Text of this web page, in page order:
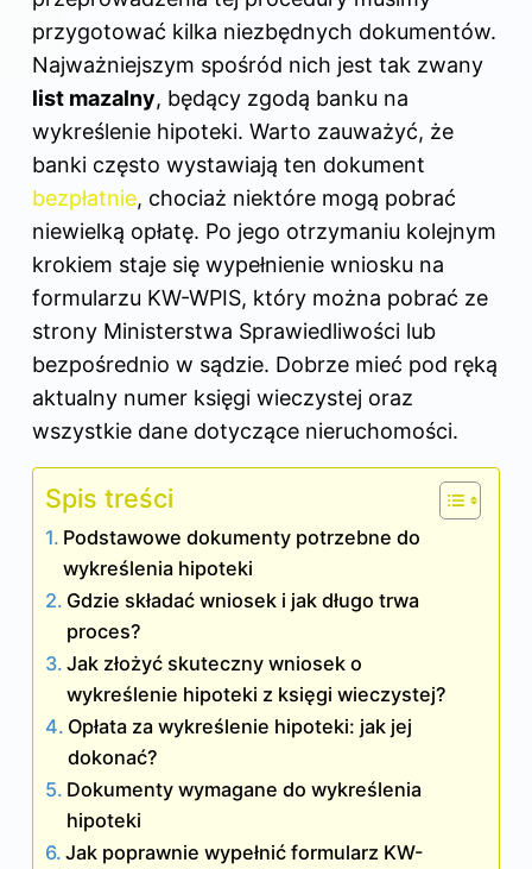
przygotować kilka niezbędnych dokumentów.
Najważniejszym spośród nich jest tak zwany
list mazalny, będący zgodą banku na
wykreślenie hipoteki. Warto zauważyć, że
banki często wystawiają ten dokument
bezpłatnie, chociaż niektóre mogą pobrać
niewielką opłatę. Po jego otrzymaniu kolejnym
krokiem staje się wypełnienie wniosku na
formularzu KW-WPIS, który można pobrać ze
strony Ministerstwa Sprawiedliwości lub
bezpośrednio w sądzie. Dobrze mieć pod ręką
aktualny numer księgi wieczystej oraz
wszystkie dane dotyczące nieruchomości.
Spis treści
Podstawowe dokumenty potrzebne do
wykreślenia hipoteki
Gdzie składać wniosek i jak długo trwa
proces?
Jak złożyć skuteczny wniosek o
wykreślenie hipoteki z księgi wieczystej?
Opłata za wykreślenie hipoteki: jak jej
dokonać?
Dokumenty wymagane do wykreślenia
hipoteki
Jak poprawnie wypełnić formularz KW-